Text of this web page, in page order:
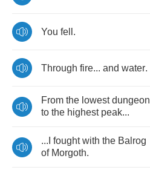
You fell .
Through fire... and water.
From the lowest dungeon
to the highest peak...
... fought with the Balrog
of Morgoth.